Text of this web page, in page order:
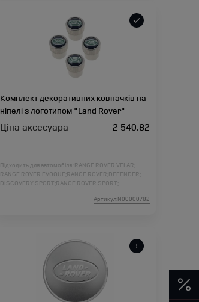
Комплект декоративних ковпачків на
ніпелі з логотипом "Land Rover"
Ціна аксесуара 2 540.82
Підходить для автомобіля : RANGE ROVER VELAR;
RANGE ROVER EVOQUE; RANGE ROVER; DEFENDER;
DISCOVERY SPORT; RANGE ROVER SPORT;
RANGE ROVER SPORT L461;
Артикул:N00000782